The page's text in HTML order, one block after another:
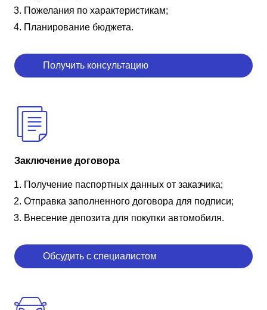
Пожелания по характеристикам;
Планирование бюджета.
Получить консультацию
Заключение договора
Получение паспортных данных от заказчика;
Отправка заполненного договора для подписи;
Внесение депозита для покупки автомобиля.
Обсудить с специалистом